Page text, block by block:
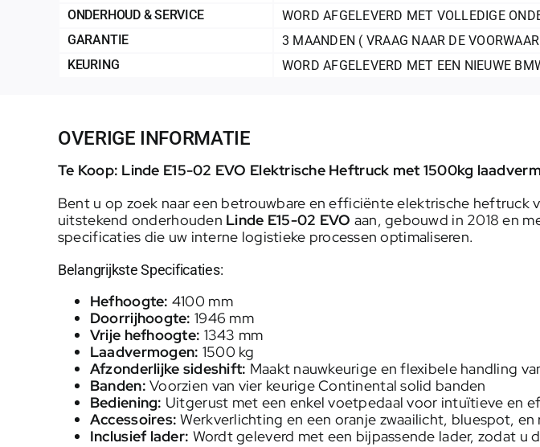
ONDERHOUD & SERVICE
WORD AFGELEVERD MET VOLLEDIGE
GARANTIE
3 MAANDEN ( VRAAG NAAR DE
KEURING
WORD AFGELEVERD MET EEN NIEUWE
OVERIGE INFORMATIE
Te Koop: Linde E15-02 EVO Elektrische Heftruck met 1500kg
Bent u op zoek naar een betrouwbare en efficiënte elektrische
uitstekend onderhouden Linde E15-02 EVO aan, gebouwd in 2018 en
specificaties die uw interne logistieke processen optimaliseren.
Belangrijkste Specificaties:
Hefhoogte: 4100 mm
Doorrijhoogte: 1946 mm
Vrije hefhoogte: 1343 mm
Laadvermogen: 1500 kg
Afzonderlijke sideshift: Maakt nauwkeurige en flexibele handling
Banden: Voorzien van vier keurige Continental solid banden
Bediening: Uitgerust met een enkel voetpedaal voor intuïtieve en
Accessoires: Werkverlichting en een oranje zwaailicht, bluespot,
Inclusief lader: Wordt geleverd met een bijpassende lader, zodat u